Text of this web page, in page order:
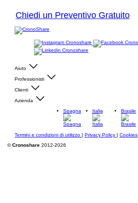
Chiedi un Preventivo Gratuito
Aiuto
Professionisti
Clienti
Azienda
Spagna
Italia Brasile
Termini e condizioni di utilizzo | Privacy Policy | Cookies
©Cronoshare 2012-2026